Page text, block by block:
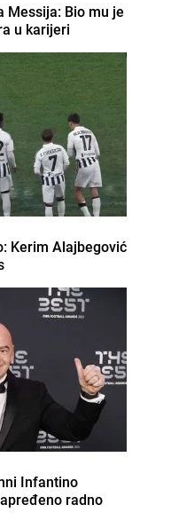
Messija: Bio mu je
u karijeri
Kerim Alajbegović
Infantino
radno